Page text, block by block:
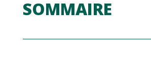
SOMMAIRE